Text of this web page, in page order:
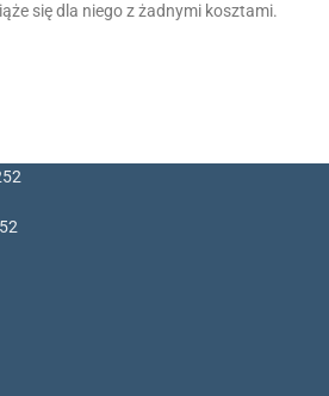
się dla niego z żadnymi kosztami.